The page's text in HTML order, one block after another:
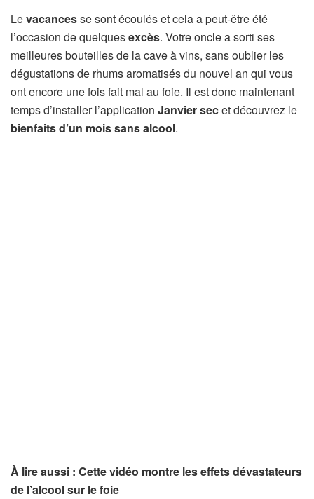
Levacancesse sont écoulés et cela a peut-être été
l’occasion de quelquesexcès. Votre oncle a sorti ses
meilleures bouteilles de la cave à vins, sans oublier les
dégustations de rhums aromatisés du nouvel an qui vous
ont encore une fois fait mal au foie. Il est donc maintenant
temps d’installer l’application Janvier secet découvrez le
bienfaits d’un mois sans alcool.
À lire aussi : Cette vidéo montre les effets dévastateurs
de l’alcool sur le foie